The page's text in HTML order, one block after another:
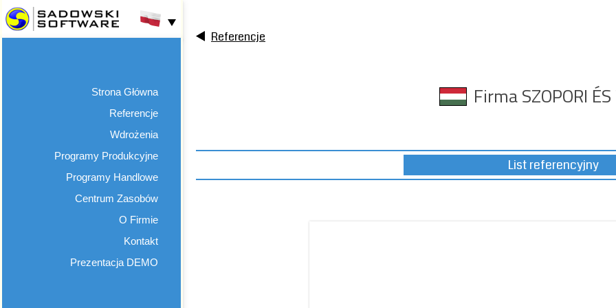
Strona Główna
Referencje
Wdrożenia
Programy Produkcyjne
Programy Handlowe
Centrum Zasobów
O Firmie
Kontakt
Prezentacja DEMO
Referencje
Firma SZOPORI
List referencyjny